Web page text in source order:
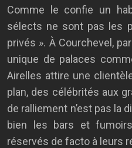
Comme le confie un
sélects ne sont pas les
privés ». À Courchevel,
unique de palaces
Airelles attire une
plan, des célébrités aux
de ralliement n’est pas la
bien les bars et
réservés de facto à leurs